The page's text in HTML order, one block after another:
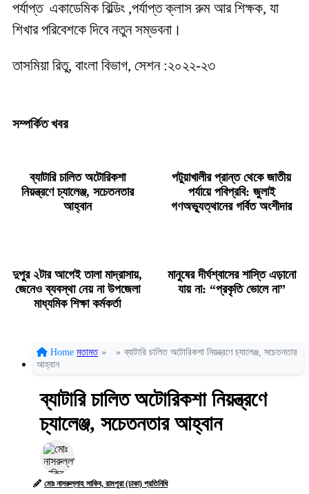
পর্যাপ্ত একাডেমিক বিল্ডিং ,পর্যাপ্ত ক্লাস রুম আর শিক্ষক, যা
শিখার পরিবেশকে দিবে নতুন সম্ভবনা।
তাসমিয়া রিতু, বাংলা বিভাগ, সেশন :২০২২-২৩
সম্পর্কিত খবর
ব্যাটারি চালিত অটোরিকশা
নিয়ন্ত্রণে চ্যালেঞ্জ, সচেতনতার
আহ্বান
পটুয়াখালীর প্রান্ত থেকে জাতীয়
পর্যায়ে পবিপ্রবি: জুলাই
গণঅভ্যুত্থানের গর্বিত অংশীদার
দুপুর ২টার আগেই তালা মাদ্রাসায়,
জেনেও ব্যবস্থা নেয় না উপজেলা
মাধ্যমিক শিক্ষা কর্মকর্তা
মানুষের দীর্ঘশ্বাসের শাস্তি এড়ানো
যায় না: “প্রকৃতি ভোলে না”
Home মতামত » » ব্যাটারি চালিত অটোরিকশা নিয়ন্ত্রণে চ্যালেঞ্জ, সচেতনতার
আহ্বান
ব্যাটারি চালিত অটোরিকশা নিয়ন্ত্রণে
চ্যালেঞ্জ, সচেতনতার আহ্বান
মোঃ নাসরুল্লাহ সাকিব, রামপুরা (ঢাকা) প্রতিনিধি